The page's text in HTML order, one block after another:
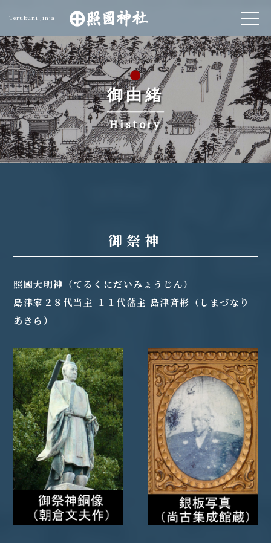
Terukuni Jinja
御由緒
History
御祭神
照國大明神（てるくにだいみょうじん）
島津家２８代当主 １１代藩主 島津斉彬（しまづなり
あきら）